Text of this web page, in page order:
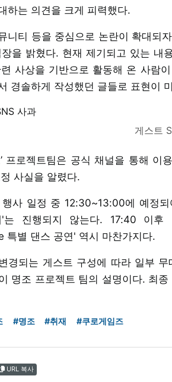
하는 의견을 크게 피력했다.
니티 등을 중심으로 논란이 확대되
을 밝혔다. 현재 제기되고 있는 내
사상을 기반으로 활동해 온 사람
경솔하게 작성했던 글들로 표현이
게스트
’ 프로젝트팀은 공식 채널을 통해
사실을 알렸다.
사 일정 중 12:30~13:00에 예정
'는 진행되지 않는다. 17:40 이후
특별 댄스 공연' 역시 마찬가지다.
경되는 게스트 구성에 따라 일부
명조 프로젝트 팀의 설명이다. 최
#명조 #취재 #쿠로게임즈
URL 복사